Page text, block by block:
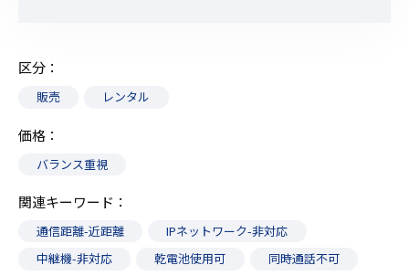
区分
販売 レンタル
価格
バランス重視
関連キーワード
通信距離-近距離
IPネットワーク-非対応
中継機-非対応
乾電池使用可
同時通話不可